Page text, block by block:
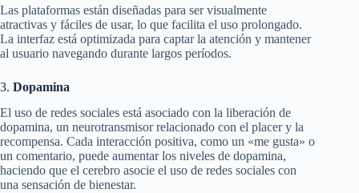
Las plataformas están diseñadas para ser visualmente
atractivas y fáciles de usar, lo que facilita el uso prolongado.
La interfaz está optimizada para captar la atención y mantener
al usuario navegando durante largos períodos.
3. Dopamina
El uso de redes sociales está asociado con la liberación de
dopamina, un neurotransmisor relacionado con el placer y la
recompensa. Cada interacción positiva, como un «me gusta» o
un comentario, puede aumentar los niveles de dopamina,
haciendo que el cerebro asocie el uso de redes sociales con
una sensación de bienestar.